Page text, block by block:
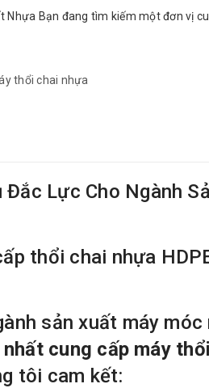
Nhựa Bạn đang tìm kiếm một đơn vị
thổi chai nhựa
Lực Cho Ngành
thổi chai nhựa
sản xuất máy móc
cung cấp máy
tôi cam kết: